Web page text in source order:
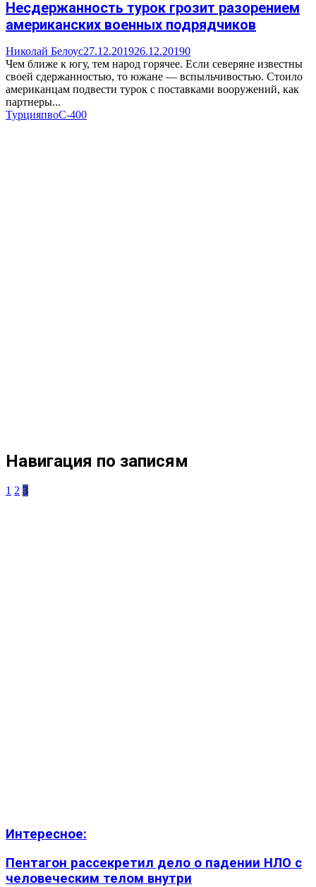
Несдержанность турок грозит разорением
американских военных подрядчиков
Николай Белоус27.12.201926.12.20190
Чем ближе к югу, тем народ горячее. Если северяне известны
своей сдержанностью, то южане — вспыльчивостью. Стоило
американцам подвести турок с поставками вооружений, как
партнеры...
ТурцияпвоС-400
Навигация по записям
1 2 3
Интересное:
Пентагон рассекретил дело о падении НЛО с
человеческим телом внутри